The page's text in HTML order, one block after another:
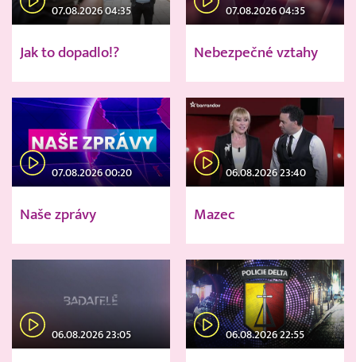
07.08.2026 04:35
Jak to dopadlo!?
07.08.2026 04:35
Nebezpečné vztahy
07.08.2026 00:20
Naše zprávy
06.08.2026 23:40
Mazec
06.08.2026 23:05 06.08.2026 22:55